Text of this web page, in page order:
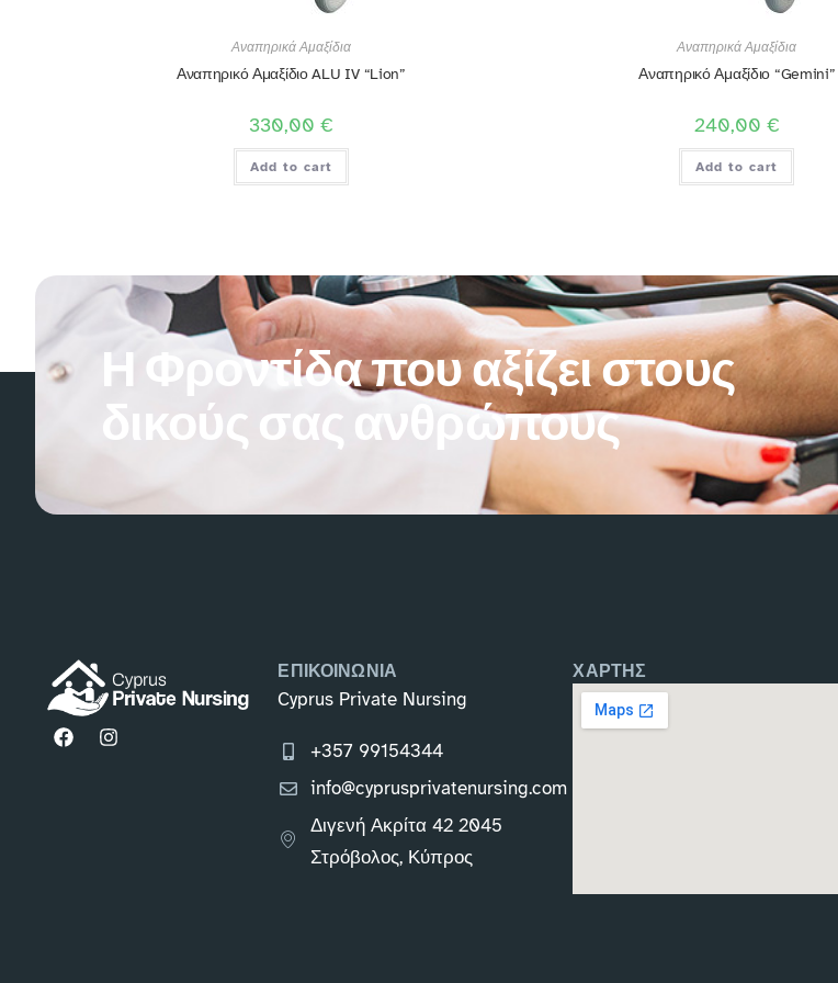
Αναπηρικά Αμαξίδια
Αναπηρικό Αμαξίδιο ALU IV “Lion”
330,00 €
Add to cart
Αναπηρικά Αμαξίδια
Αναπηρικό Αμαξίδιο “Gemini”
240,00 €
Add to cart
Η Φροντίδα που αξίζει στους
δικούς σας ανθρώπους
ΕΠΙΚΟΙΝΩΝΙΑ
Cyprus Private Nursing
+357 99154344
info@cyprusprivatenursing.com
Διγενή Ακρίτα 42 2045
Στρόβολος, Κύπρος
ΧΑΡΤΗΣ